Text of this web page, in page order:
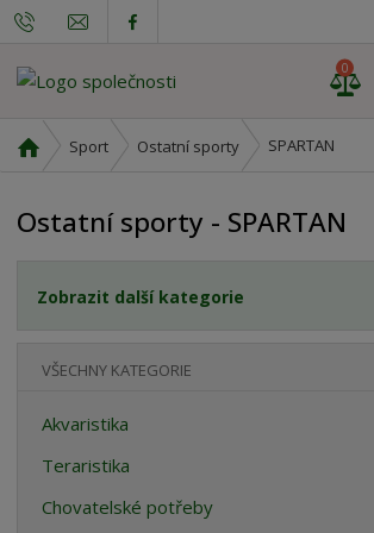
0
v
d
s
a
a
Sport Ostatní sporty SPARTAN
Ostatní sporty - SPARTAN
Zobrazit další kategorie
VŠECHNY KATEGORIE
Akvaristika
Teraristika
Chovatelské potřeby